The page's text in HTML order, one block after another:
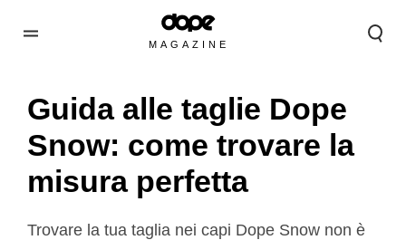
MAGAZINE
Guida alle taglie Dope
Snow: come trovare la
misura perfetta
Trovare la tua taglia nei capi Dope Snow non è